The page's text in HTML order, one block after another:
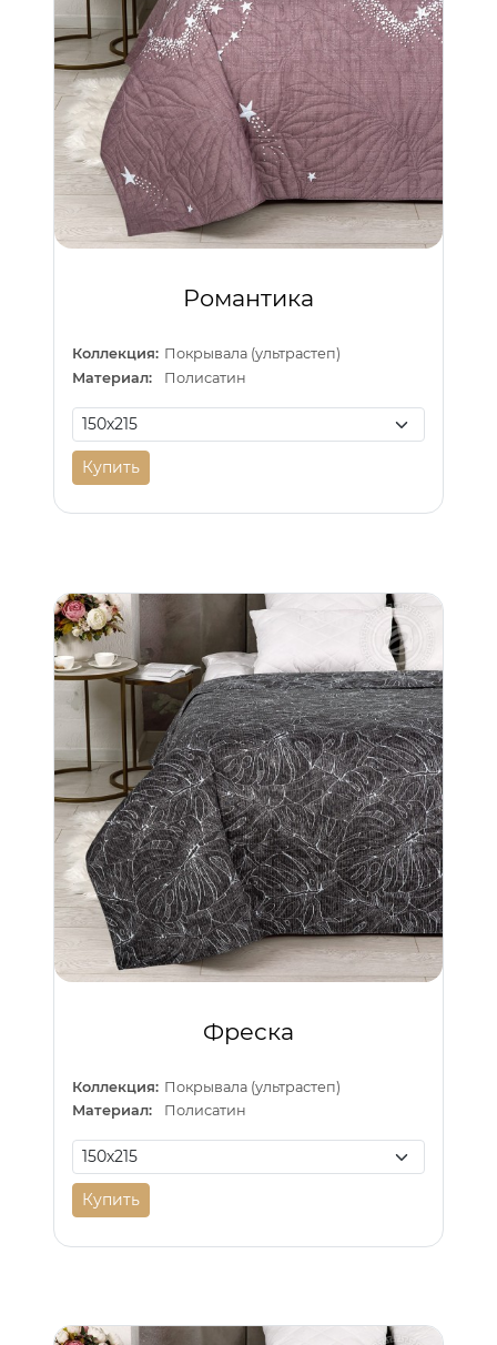
Романтика
Коллекция: Покрывала (ультрастеп)
Материал:
Полисатин
Купить
Фреска
Коллекция: Покрывала (ультрастеп)
Материал:
Полисатин
Купить